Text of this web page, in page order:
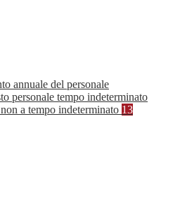
annuale del personale
personale tempo indeterminato
a tempo indeterminato 13